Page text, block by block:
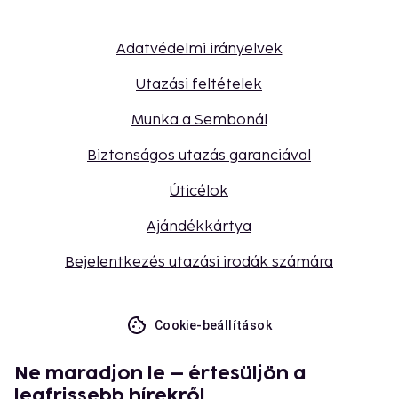
Adatvédelmi irányelvek
Utazási feltételek
Munka a Sembonál
Biztonságos utazás garanciával
Úticélok
Ajándékkártya
Bejelentkezés utazási irodák számára
Cookie-beállítások
Ne maradjon le – értesüljön a